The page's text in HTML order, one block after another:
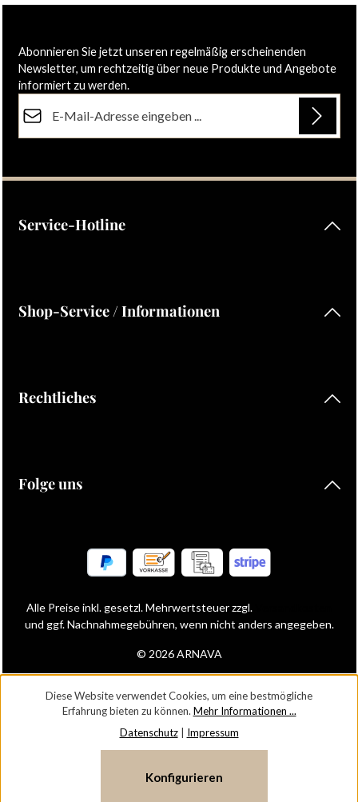
Abonnieren Sie jetzt unseren regelmäßig erscheinenden
Newsletter, um rechtzeitig über neue Produkte und Angebote
informiert zu werden.
Ich habe dieDatenschutzbestimmungenzur Kenntnis
Service-Hotline
Shop-Service / Informationen
Rechtliches
Folge uns
© 2026 ARNAVA
Alle Preise inkl. gesetzl. Mehrwertsteuer zzgl.
und ggf. Nachnahmegebühren, wenn nicht anders angegeben.
Diese Website verwendet Cookies, um eine bestmögliche
Erfahrung bieten zu können. Mehr Informationen ...
Datenschutz| Impressum
Konfigurieren